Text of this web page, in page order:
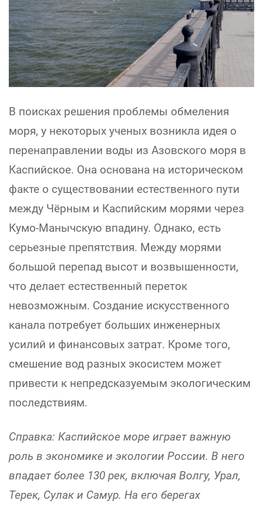
В поисках решения проблемы обмеления
моря, у некоторых ученых возникла идея о
перенаправлении воды из Азовского моря в
Каспийское. Она основана на историческом
факте о существовании естественного пути
между Чёрным и Каспийским морями через
Кумо-Манычскую впадину. Однако, есть
серьезные препятствия. Между морями
большой перепад высот и возвышенности,
что делает естественный переток
невозможным. Создание искусственного
канала потребует больших инженерных
усилий и финансовых затрат. Кроме того,
смешение вод разных экосистем может
привести к непредсказуемым экологическим
последствиям.
Справка: Каспийское море играет важную
роль в экономике и экологии России. В него
впадает более 130 рек, включая Волгу, Урал,
Терек, Сулак и Самур. На его берегах